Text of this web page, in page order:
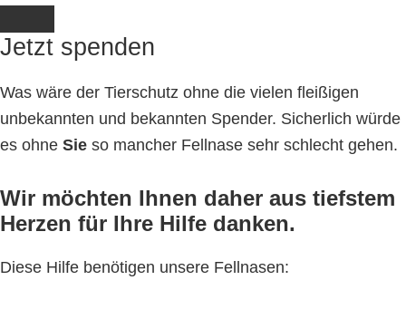
Jetzt spenden
Was wäre der Tierschutz ohne die vielen fleißigen
unbekannten und bekannten Spender. Sicherlich würde
es ohne Sie so mancher Fellnase sehr schlecht gehen.
Wir möchten Ihnen daher aus tiefstem
Herzen für Ihre Hilfe danken.
Diese Hilfe benötigen unsere Fellnasen: